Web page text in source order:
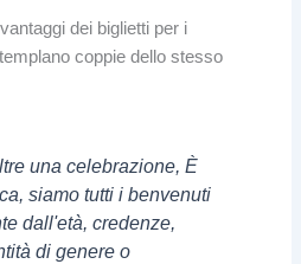
dei biglietti per i
coppie dello stesso
una celebrazione, È
siamo tutti i benvenuti
dall'età, credenze,
di genere o